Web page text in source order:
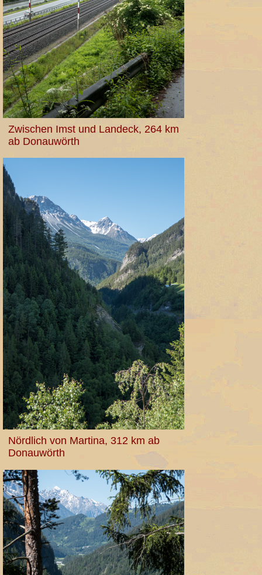
Zwischen Imst und Landeck, 264 km
ab Donauwörth
Nördlich von Martina, 312 km ab
Donauwörth